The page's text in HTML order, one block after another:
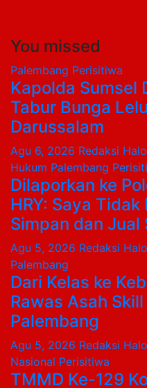
You missed
Palembang Perisitiwa
Kapolda Sumsel
Tabur Bunga
Darussalam
Agu 6, 2026 Redaksi
Hukum Palembang
Dilaporkan ke
HRY: Saya
Simpan dan Jual
Agu 5, 2026 Redaksi
Palembang
Dari Kelas ke
Rawas Asah
Palembang
Agu 5, 2026 Redaksi
Nasional Perisitiwa
TMMD Ke-129